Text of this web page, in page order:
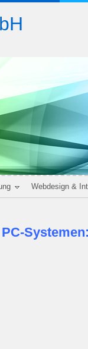
Webdesign &